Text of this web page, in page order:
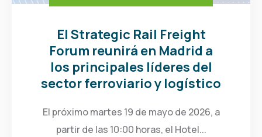
El Strategic Rail Freight
Forum reunirá en Madrid a
los principales líderes del
sector ferroviario y logístico
El próximo martes 19 de mayo de 2026, a
partir de las 10:00 horas, el Hotel...